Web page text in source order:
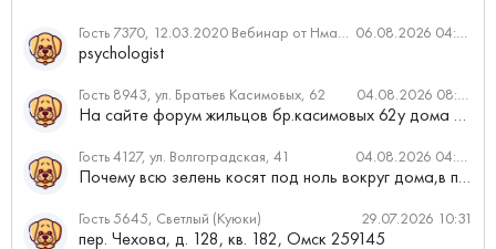
Гость 7370, 12.03.2020 Вебинар от Нмаркет.ПРО: «Актуальное об ипотеке: что нужно знать» 06.08.2026 04:00
psychologist
Гость 8943, ул. Братьев Касимовых, 62 04.08.2026 08:34
На сайте форум жильцов бр.касимовых 62у дома растут красивые...
Гость 4127, ул. Волгоградская, 41 04.08.2026 04:46
Почему всю зелень косят под ноль вокруг дома,в полисадниках....
Гость 5645, Светлый (Куюки) 29.07.2026 10:31
пер. Чехова, д. 128, кв. 182, Омск 259145